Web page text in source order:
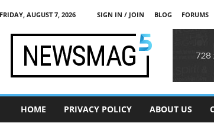
FRIDAY, AUGUST 7, 2026 SIGN IN / JOIN BLOG FORUMS
HOME PRIVACY POLICY ABOUT US